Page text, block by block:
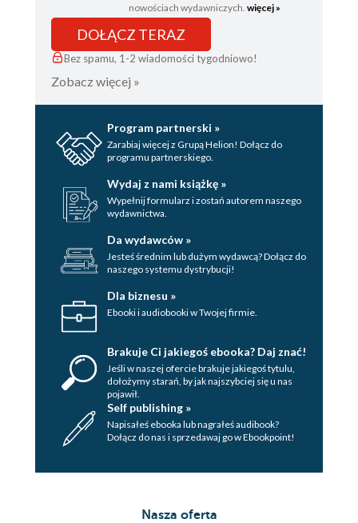
nowościach wydawniczych. więcej »
DOŁĄCZ TERAZ
Bez spamu, 1-2 wiadomości tygodniowo!
Zobacz więcej »
Program partnerski »
Zarabiaj więcej z Grupą Helion! Dołącz do
programu partnerskiego.
Wydaj z nami książkę »
Wypełnij formularz i zostań autorem naszego
wydawnictwa.
Da wydawców »
Jesteś średnim lub dużym wydawcą? Dołącz do
naszego systemu dystrybucji!
Dla biznesu »
Ebooki i audiobooki w Twojej firmie.
Brakuje Ci jakiegoś ebooka? Daj znać!
Jeśli w naszej ofercie brakuje jakiegoś tytulu,
dołożymy starań, by jak najszybciej się u nas
pojawił.
Self publishing »
Napisałeś ebooka lub nagrałeś audibook?
Dołącz do nas i sprzedawaj go w Ebookpoint!
Nasza oferta